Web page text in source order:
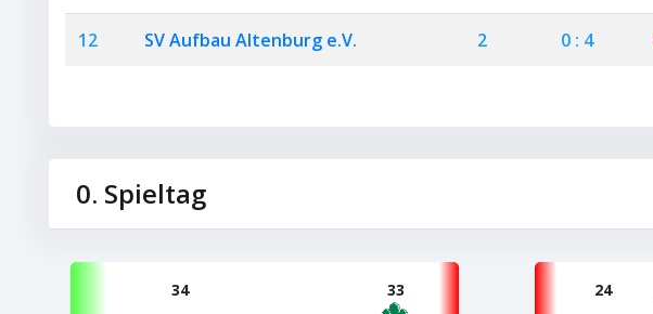
12 SV Aufbau Altenburg e.V. 2 0 : 4
0. Spieltag
34 33 24